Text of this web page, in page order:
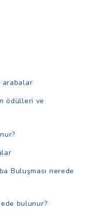
arabalar
ödülleri ve
Buluşması nerede
bulunur?